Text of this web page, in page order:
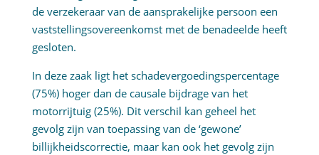
de verzekeraar van de aansprakelijke persoon een
vaststellingsovereenkomst met de benadeelde heeft
gesloten.
In deze zaak ligt het schadevergoedingspercentage
(75%) hoger dan de causale bijdrage van het
motorrijtuig (25%). Dit verschil kan geheel het
gevolg zijn van toepassing van de ‘gewone’
billijkheidscorrectie, maar kan ook het gevolg zijn